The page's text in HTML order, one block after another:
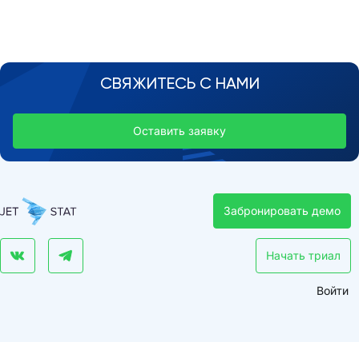
СВЯЖИТЕСЬ С НАМИ
Оставить заявку
Забронировать демо
Начать триал
Войти